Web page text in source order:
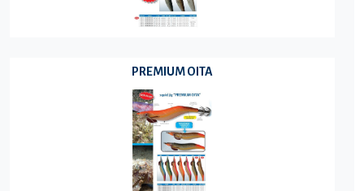
PREMIUM OITA